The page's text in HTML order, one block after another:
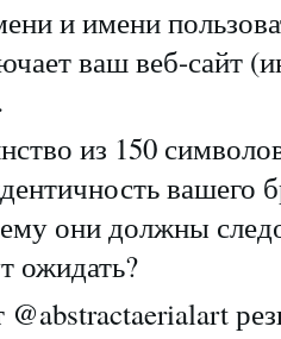
и имени
ваш веб-сайт
из 150
вашего
они должны
ожидать?
@abstractaerialart